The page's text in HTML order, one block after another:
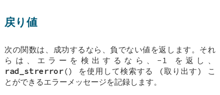
戻り値
次の関数は、成功するなら、負でない値を返します。それ
らは、エラーを検出するなら、-1 を返し、
rad_strerror() を使用して検索する (取り出す) こ
とができるエラーメッセージを記録します。